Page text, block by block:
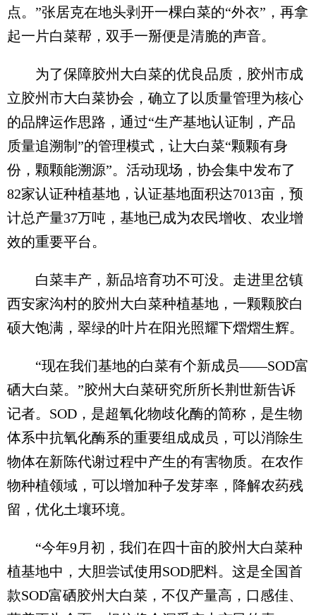
点。”张居克在地头剥开一棵白菜的“外衣”，再拿
起一片白菜帮，双手一掰便是清脆的声音。
为了保障胶州大白菜的优良品质，胶州市成
立胶州市大白菜协会，确立了以质量管理为核心
的品牌运作思路，通过“生产基地认证制，产品
质量追溯制”的管理模式，让大白菜“颗颗有身
份，颗颗能溯源”。活动现场，协会集中发布了
82家认证种植基地，认证基地面积达7013亩，预
计总产量37万吨，基地已成为农民增收、农业增
效的重要平台。
白菜丰产，新品培育功不可没。走进里岔镇
西安家沟村的胶州大白菜种植基地，一颗颗胶白
硕大饱满，翠绿的叶片在阳光照耀下熠熠生辉。
“现在我们基地的白菜有个新成员——SOD富
硒大白菜。”胶州大白菜研究所所长荆世新告诉
记者。SOD，是超氧化物歧化酶的简称，是生物
体系中抗氧化酶系的重要组成成员，可以消除生
物体在新陈代谢过程中产生的有害物质。在农作
物种植领域，可以增加种子发芽率，降解农药残
留，优化土壤环境。
“今年9月初，我们在四十亩的胶州大白菜种
植基地中，大胆尝试使用SOD肥料。这是全国首
款SOD富硒胶州大白菜，不仅产量高，口感佳、